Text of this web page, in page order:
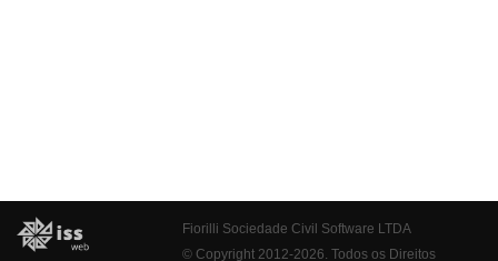
Fiorilli Sociedade Civil Software LTDA
© Copyright 2012-2026. Todos os Direitos